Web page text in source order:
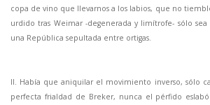
copa de vino que llevarnos a los labios, que no
urdido tras Weimar -degenerada y limítrofe- sólo
una República sepultada entre ortigas.
II. Había que aniquilar el movimiento inverso, sólo
perfecta frialdad de Breker, nunca el pérfido